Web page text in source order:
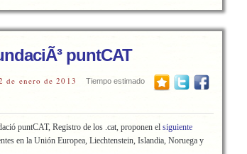
puntCAT
de enero de 2013
Tiempo estimado
puntCAT, Registro de los .cat, proponen el siguiente
en la Unión Europea, Liechtenstein, Islandia, Noruega y